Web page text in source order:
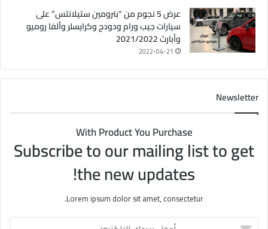
عرض 5 نجوم من “بترومين ستيلانتس” على
سيارات جيب ورام ودودج وكرايسلر وألفا روميو
وأبارث 2021/2022
2022-04-21
Newsletter
With Product You Purchase
Subscribe to our mailing list to get
the new updates!
Lorem ipsum dolor sit amet, consectetur.